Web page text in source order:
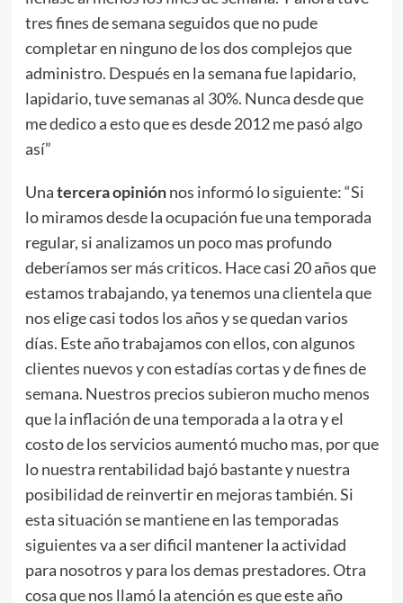
tres fines de semana seguidos que no pude
completar en ninguno de los dos complejos que
administro. Después en la semana fue lapidario,
lapidario, tuve semanas al 30%. Nunca desde que
me dedico a esto que es desde 2012 me pasó algo
así”
Unatercera opiniónnos informó lo siguiente: “Si
lo miramos desde la ocupación fue una temporada
regular, si analizamos un poco mas profundo
deberíamos ser más criticos. Hace casi 20 años que
estamos trabajando, ya tenemos una clientela que
nos elige casi todos los años y se quedan varios
días. Este año trabajamos con ellos, con algunos
clientes nuevos y con estadías cortas y de fines de
semana. Nuestros precios subieron mucho menos
que la inflación de una temporada a la otra y el
costo de los servicios aumentó mucho mas, por que
lo nuestra rentabilidad bajó bastante y nuestra
posibilidad de reinvertir en mejoras también. Si
esta situación se mantiene en las temporadas
siguientes va a ser dificil mantener la actividad
para nosotros y para los demas prestadores. Otra
cosa que nos llamó la atención es que este año